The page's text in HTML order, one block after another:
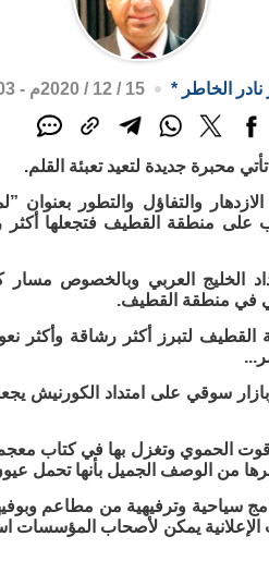
نادر الخاطر * 15 / 12 / 2020م - 7:03 م
محبرة جديدة لتعيد تعبئة القلم.
والتفاؤل والتطور بعنوان
على منطقة القطيف فتجعلها
الخليج العربي وبالخصوص
في منطقة القطيف.
القطيف لتبرز أكثر رشاقة
سوقي على امتداد الكورنيش
الحموي وتغزل بها في كتاب
من الوصف الجميل بأنها تحمل
سياحية وترفيهية من مطاعم
يمكن لأصحاب المؤسسات